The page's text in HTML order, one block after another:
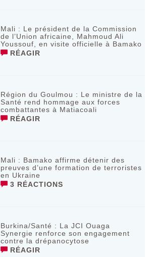
Mali : Le président de la Commission
de l’Union africaine, Mahmoud Ali
Youssouf, en visite officielle à Bamako
RÉAGIR
Région du Goulmou : Le ministre de la
Santé rend hommage aux forces
combattantes à Matiacoali
RÉAGIR
Mali : Bamako affirme détenir des
preuves d’une formation de terroristes
en Ukraine
3 RÉACTIONS
Burkina/Santé : La JCI Ouaga
Synergie renforce son engagement
contre la drépanocytose
RÉAGIR